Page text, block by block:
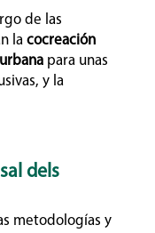
de las
la cocreación
para unas
y la
dels
metodologías y